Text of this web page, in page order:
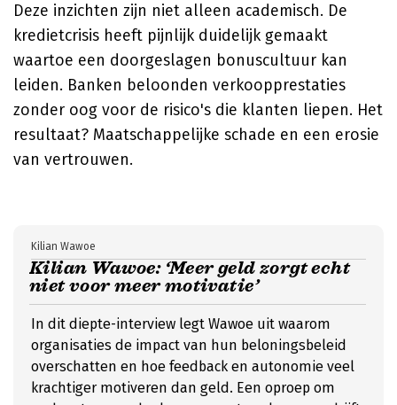
Deze inzichten zijn niet alleen academisch. De
kredietcrisis heeft pijnlijk duidelijk gemaakt
waartoe een doorgeslagen bonuscultuur kan
leiden. Banken beloonden verkoopprestaties
zonder oog voor de risico's die klanten liepen. Het
resultaat? Maatschappelijke schade en een erosie
van vertrouwen.
Kilian Wawoe: ‘Meer geld zorgt echt
niet voor meer motivatie’
Kilian Wawoe
In dit diepte-interview legt Wawoe uit waarom
organisaties de impact van hun beloningsbeleid
overschatten en hoe feedback en autonomie veel
krachtiger motiveren dan geld. Een oproep om